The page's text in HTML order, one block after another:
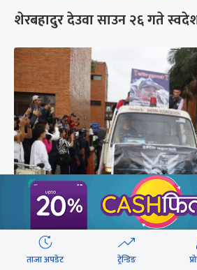
शेरबहादुर देउवा साउन २६ गते
ब्रोड पिकमा ज्यान गुमाएका युक्तको
ल्याइयो (तस्वीरहरू)
ताजा अपडेट ट्रेन्डिङ